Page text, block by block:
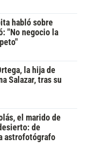
habló sobre
"No negocio la
la hija de
Salazar, tras su
el marido de
de
astrofotógrafo